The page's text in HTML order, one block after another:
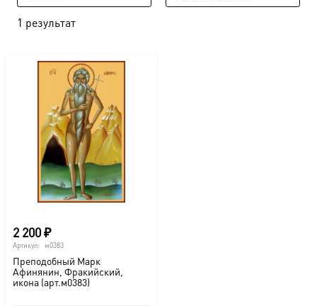
1 результат
2 200₽
Артикул: м0383
Преподобный Марк
Афинянин, Фракийский,
икона (арт.м0383)